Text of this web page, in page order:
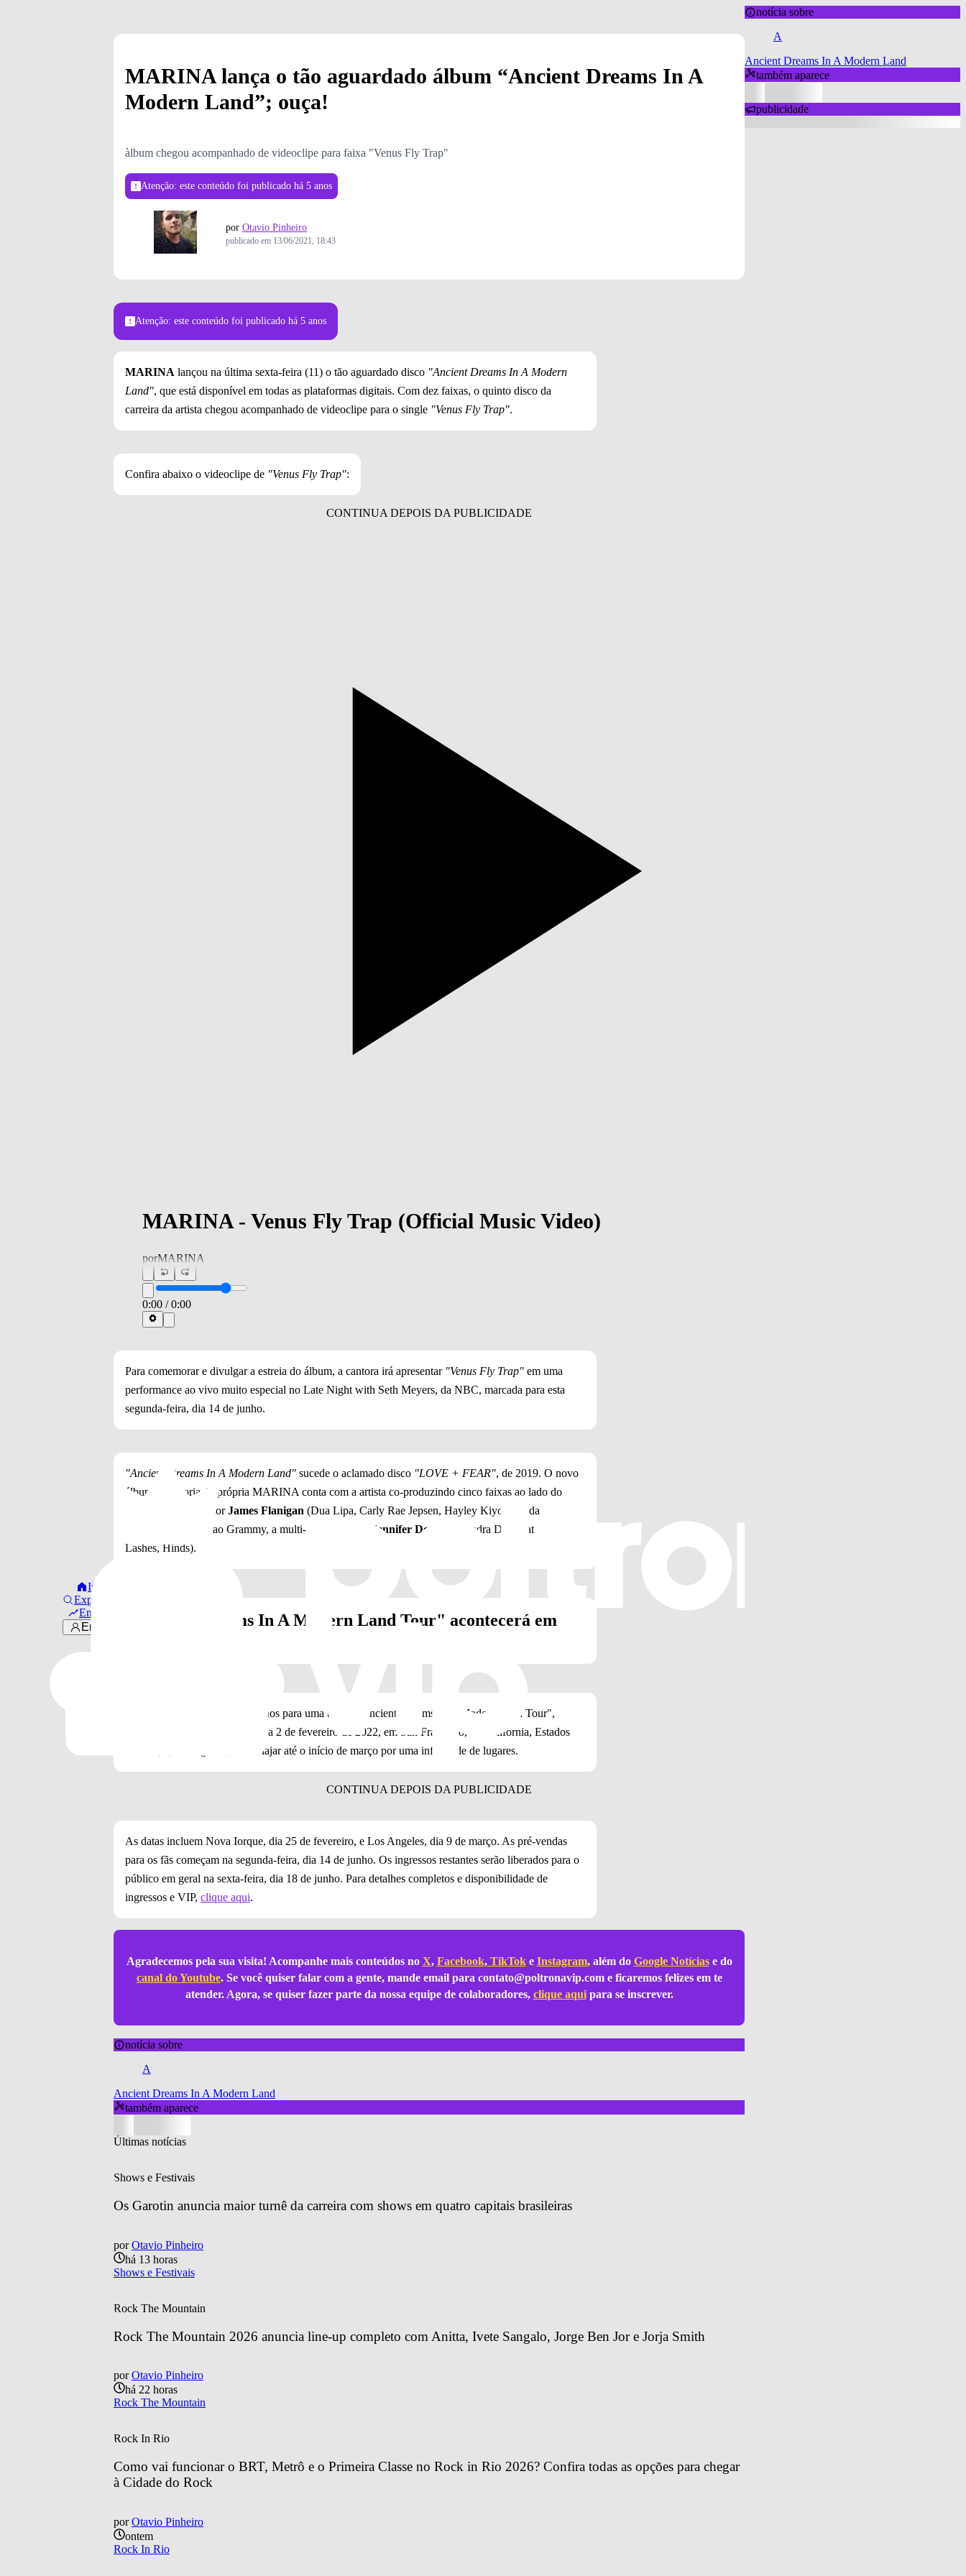
Início
Explorar
Em alta
Entrar
MARINA lança o tão aguardado álbum “Ancient Dreams In A
Modern Land”; ouça!
àlbum chegou acompanhado de videoclipe para faixa "Venus Fly Trap"
Atenção: este conteúdo foi publicado há 5 anos
por Otavio Pinheiro
publicado em 13/06/2021, 18:43
Atenção: este conteúdo foi publicado há 5 anos
MARINA lançou na última sexta-feira (11) o tão aguardado disco "Ancient Dreams In A Modern
Land", que está disponível em todas as plataformas digitais. Com dez faixas, o quinto disco da
carreira da artista chegou acompanhado de videoclipe para o single "Venus Fly Trap".
Confira abaixo o videoclipe de "Venus Fly Trap":
MARINA - Venus Fly Trap (Official Music Video)
porMARINA
0:00 /0:00
Para comemorar e divulgar a estreia do álbum, a cantora irá apresentar "Venus Fly Trap" em uma
performance ao vivo muito especial no Late Night with Seth Meyers, da NBC, marcada para esta
segunda-feira, dia 14 de junho.
"Ancient Dreams In A Modern Land" sucede o aclamado disco "LOVE + FEAR", de 2019. O novo
álbum de autoria da própria MARINA conta com a artista co-produzindo cinco faixas ao lado do
compositor e produtorJames Flanigan (Dua Lipa, Carly Rae Jepsen, Hayley Kiyoko) e da
produtora indicada ao Grammy, a multi-instrumentista
Jennifer Decilveo
(Andra Day, Bat For
Lashes, Hinds).
"Ancient Dreams In A Modern Land Tour" acontecerá em
MARINA também revelou planos para uma turnê, "Ancient Dreams In A Modern Land Tour",
programada para começar no dia 2 de fevereiro de 2022, em San Francisco, na Califórnia, Estados
Unidos, e, em seguida, deve viajar até o início de março por uma infinidade de lugares.
As datas incluem Nova Iorque, dia 25 de fevereiro, e Los Angeles, dia 9 de março. As pré-vendas
para os fãs começam na segunda-feira, dia 14 de junho. Os ingressos restantes serão liberados para o
público em geral na sexta-feira, dia 18 de junho. Para detalhes completos e disponibilidade de
ingressos e VIP, clique aqui.
Agradecemos pela sua visita! Acompanhe mais conteúdos no X, Facebook,TikToke Instagram, além do Google Notíciase do
canal do Youtube. Se você quiser falar com a gente, mande email para contato@poltronavip.come ficaremos felizes em te
atender. Agora, se quiser fazer parte da nossa equipe de colaboradores, clique aquipara se inscrever.
notícia sobre
A
Ancient Dreams In A Modern Land
também aparece
Últimas notícias
Shows e Festivais
Os Garotin anuncia maior turnê da carreira com shows em quatro capitais brasileiras
por Otavio Pinheiro
há 13 horas
Shows e Festivais
Rock The Mountain
Rock The Mountain 2026 anuncia line-up completo com Anitta, Ivete Sangalo, Jorge Ben Jor e Jorja Smith
por Otavio Pinheiro
há 22 horas
Rock The Mountain
Rock In Rio
Como vai funcionar o BRT, Metrô e o Primeira Classe no Rock in Rio 2026? Confira todas as opções para chegar
à Cidade do Rock
por Otavio Pinheiro
ontem
Rock In Rio
notícia sobre
A
Ancient Dreams In A Modern Land
também aparece
publicidade